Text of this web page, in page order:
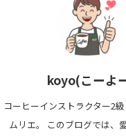
koyo(こーよ
コーヒーインストラクター2
ムリエ。 このブログでは、